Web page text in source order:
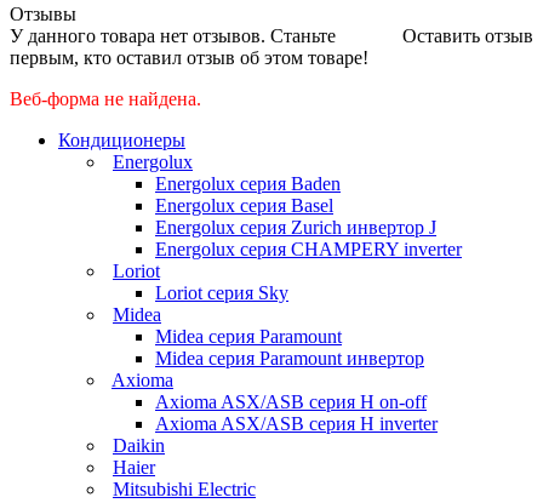
Отзывы
Оставить отзыв
У данного товара нет отзывов. Станьте
первым, кто оставил отзыв об этом товаре!
Веб-форма не найдена.
Кондиционеры
Energolux
Energolux серия Baden
Energolux серия Basel
Energolux серия Zurich инвертор J
Energolux серия CHAMPERY inverter
Loriot
Loriot серия Sky
Midea
Midea серия Paramount
Midea серия Paramount инвертор
Axioma
Axioma ASX/ASB серия Н on-off
Axioma ASX/ASB серия Н inverter
Daikin
Haier
Mitsubishi Electric